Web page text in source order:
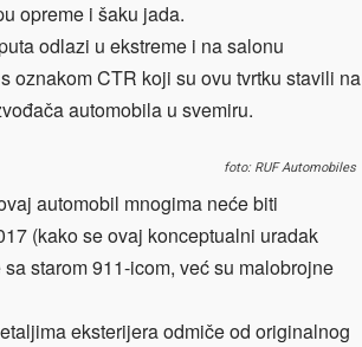
opreme i šaku jada.
odlazi u ekstreme i na salonu
oznakom CTR koji su ovu tvrtku stavili na
automobila u svemiru.
foto: RUF Automobiles
automobil mnogima neće biti
(kako se ovaj konceptualni uradak
starom 911-icom, već su malobrojne
eksterijera odmiče od originalnog